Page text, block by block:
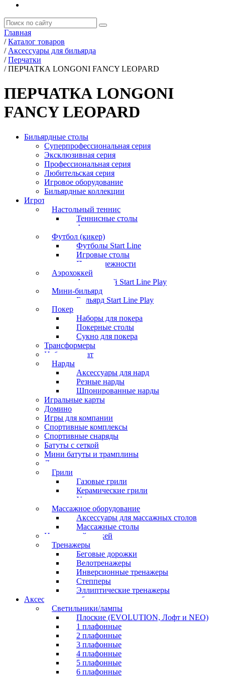
Главная
/ Каталог товаров
/ Аксессуары для бильярда
/ Перчатки
/ ПЕРЧАТКА LONGONI FANCY LEOPARD
ПЕРЧАТКА LONGONI
FANCY LEOPARD
Бильярдные столы
Суперпрофессиональная серия
Эксклюзивная серия
Профессиональная серия
Любительская серия
Игровое оборудование
Бильярдные коллекции
Игротека
Настольный теннис
Теннисные столы
Аксессуары
Футбол (кикер)
Футболы Start Line
Игровые столы
Принадлежности
Аэрохоккей
Аэрохоккей Start Line Play
Мини-бильярд
Бильярд Start Line Play
Покер
Наборы для покера
Покерные столы
Сукно для покера
Трансформеры
Набор шахмат
Нарды
Аксессуары для нард
Резные нарды
Шпонированные нарды
Игральные карты
Домино
Игры для компании
Спортивные комплексы
Спортивные снаряды
Батуты с сеткой
Мини батуты и трамплины
Дартс
Грили
Газовые грили
Керамические грили
Угольные грили
Массажное оборудование
Аксессуары для массажных столов
Массажные столы
Настольный хоккей
Тренажеры
Беговые дорожки
Велотренажеры
Инверсионные тренажеры
Степперы
Эллиптические тренажеры
Аксессуары для бильярда
Светильники/лампы
Плоские (EVOLUTION, Лофт и NEO)
1 плафонные
2 плафонные
3 плафонные
4 плафонные
5 плафонные
6 плафонные